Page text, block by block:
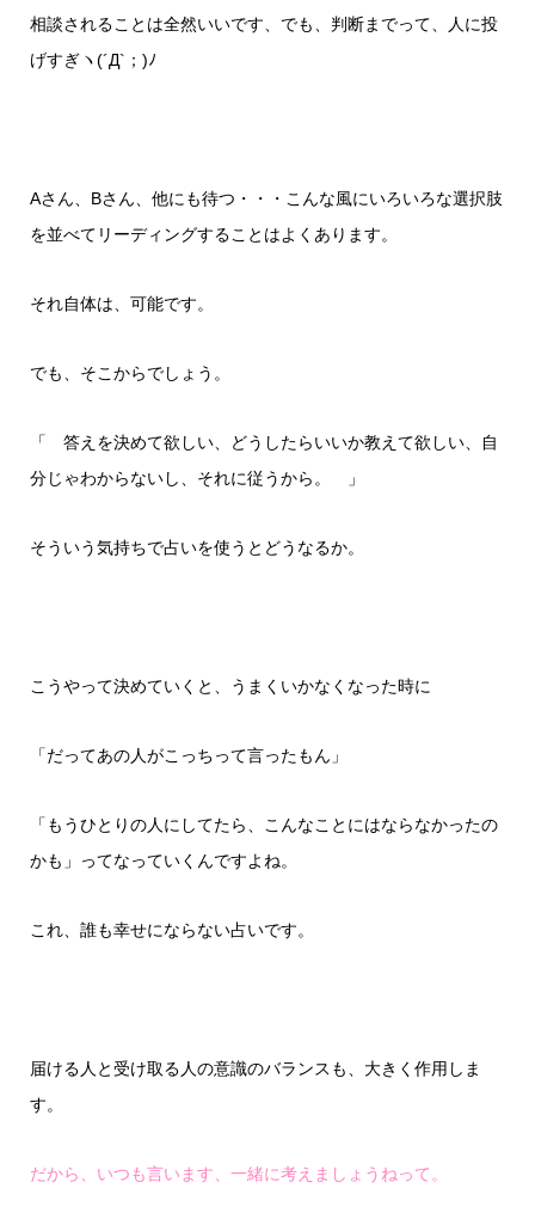
相談されることは全然いいです、でも、判断までって、人に投
げすぎヽ(´Д`；)ﾉ
Aさん、Bさん、他にも待つ・・・こんな風にいろいろな選択肢
を並べてリーディングすることはよくあります。
それ自体は、可能です。
でも、そこからでしょう。
「 答えを決めて欲しい、どうしたらいいか教えて欲しい、自
分じゃわからないし、それに従うから。 」
そういう気持ちで占いを使うとどうなるか。
こうやって決めていくと、うまくいかなくなった時に
「だってあの人がこっちって言ったもん」
「もうひとりの人にしてたら、こんなことにはならなかったの
かも」ってなっていくんですよね。
これ、誰も幸せにならない占いです。
届ける人と受け取る人の意識のバランスも、大きく作用しま
す。
だから、いつも言います、一緒に考えましょうねって。